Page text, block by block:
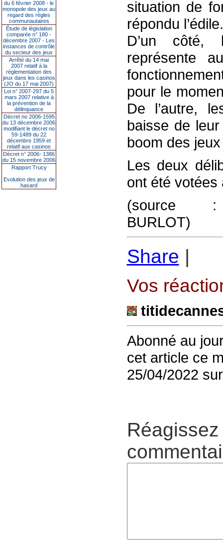
du 6 février 2008 - le
monopole des jeux au
regard des règles
communautaires
Étude de législation
comparée n° 180 -
décembre 2007 - Les
instances de contrôle
du secteur des jeux
Arrêté du 14 mai
2007 relatif à la
réglementation des
jeux dans les casinos
(JO du 17 mai 2007)
Loi n° 2007-297 du 5
mars 2007 relative à
la prévention de la
délinquance
Décret no 2006-1595
du 13 décembre 2006
modifiant le décret no
59-1489 du 22
décembre 1959 et
relatif aux casinos
Décret n° 2006- 1386
du 15 novembre 2006
Rapport Trucy
Evolution des jeux de
hasard
situation de
répondu
D’un côté,
représente
pour le
De l’autre,
baisse de
boom des
Les deux
ont été votées
(source :
BURLOT)
Share |
Vos
Abonné au
cet article ce
25/04/2022